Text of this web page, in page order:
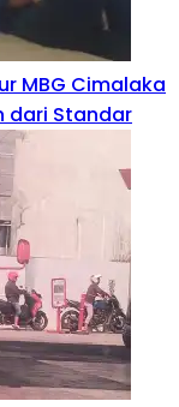
MBG Cimalaka
dari Standar